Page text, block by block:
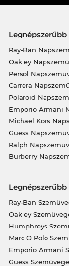
Ray-Ban
Oakley
Persol
Carrera
Polaroid
Emporio Armani
Michael Kors
Guess
Ralph
Burberry
Ray-Ban
Oakley
Humphreys
Marc O Polo
Emporio Armani
Guess